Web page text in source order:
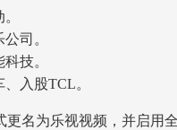
司。
技。
入股TCL。
更名为乐视视频，并启用